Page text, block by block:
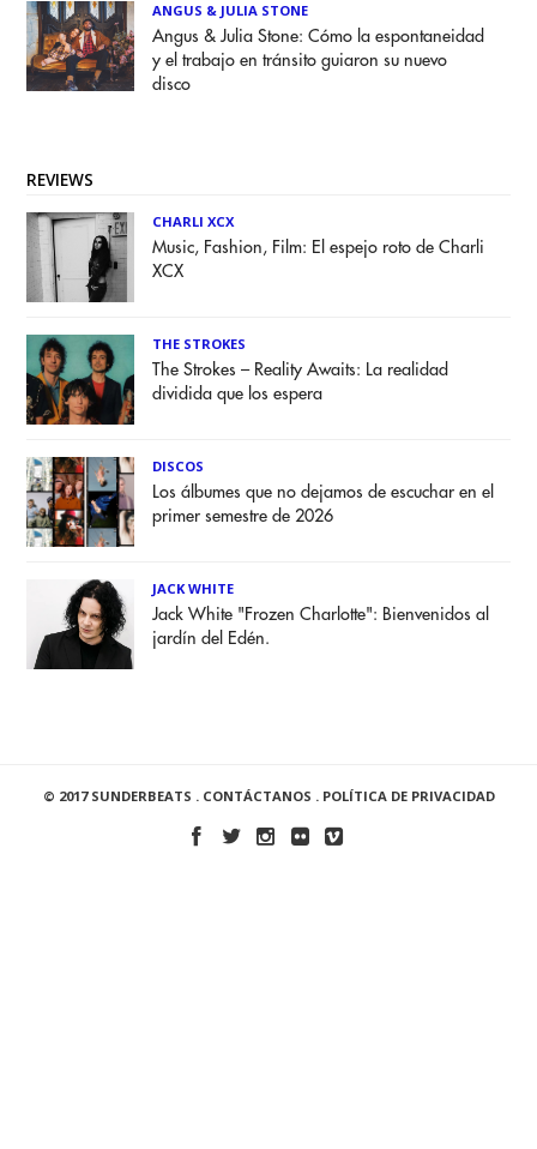
ANGUS & JULIA STONE
Angus & Julia Stone: Cómo la espontaneidad
y el trabajo en tránsito guiaron su nuevo
disco
REVIEWS
CHARLI XCX
Music, Fashion, Film: El espejo roto de Charli
XCX
THE STROKES
The Strokes – Reality Awaits: La realidad
dividida que los espera
DISCOS
Los álbumes que no dejamos de escuchar en el
primer semestre de 2026
JACK WHITE
Jack White "Frozen Charlotte": Bienvenidos al
jardín del Edén.
© 2017 SUNDERBEATS . CONTÁCTANOS . POLÍTICA DE PRIVACIDAD